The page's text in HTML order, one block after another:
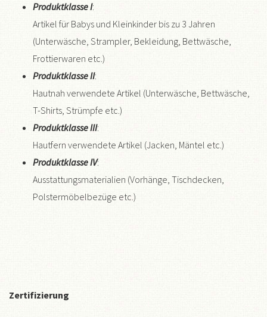
Produktklasse I:
Artikel für Babys und Kleinkinder bis zu 3 Jahren
(Unterwäsche, Strampler, Bekleidung, Bettwäsche,
Frottierwaren etc.)
Produktklasse II:
Hautnah verwendete Artikel (Unterwäsche, Bettwäsche,
T-Shirts, Strümpfe etc.)
Produktklasse III:
Hautfern verwendete Artikel (Jacken, Mäntel etc.)
Produktklasse IV:
Ausstattungsmaterialien (Vorhänge, Tischdecken,
Polstermöbelbezüge etc.)
Zertifizierung